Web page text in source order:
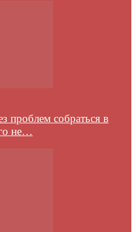
проблем собраться в
не…